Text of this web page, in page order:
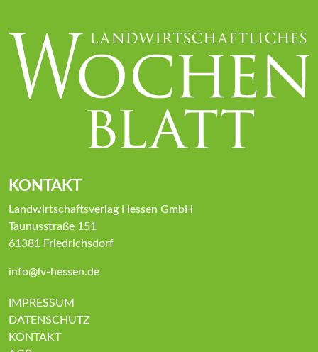
KONTAKT
Landwirtschaftsverlag Hessen GmbH
Taunusstraße 151
61381 Friedrichsdorf
info@lv-hessen.de
IMPRESSUM
DATENSCHUTZ
KONTAKT